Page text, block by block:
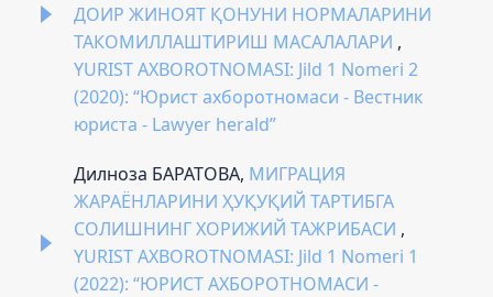
ДОИР ЖИНОЯТ ҚОНУНИ НОРМАЛАРИНИ
ТАКОМИЛЛАШТИРИШ МАСАЛАЛАРИ ,
YURIST AXBOROTNOMASI: Jild 1 Nomeri 2
(2020): “Юрист ахборотномаси - Вестник
юриста - Lawyer herald”
Дилноза БАРАТОВА, МИГРАЦИЯ
ЖАРАЁНЛАРИНИ ҲУҚУҚИЙ ТАРТИБГА
СОЛИШНИНГ ХОРИЖИЙ ТАЖРИБАСИ ,
YURIST AXBOROTNOMASI: Jild 1 Nomeri 1
(2022): “ЮРИСТ АХБОРОТНОМАСИ -